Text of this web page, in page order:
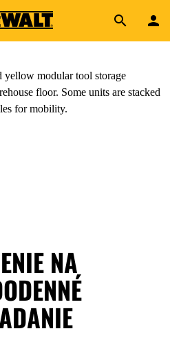
main content
NA